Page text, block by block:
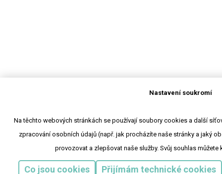
Nastavení soukromí
Na těchto webových stránkách se používají soubory cookies a další
zpracování osobních údajů (např. jak procházíte naše stránky a jaký
provozovat a zlepšovat naše služby. Svůj souhlas
Co jsou cookies Přijímám technické cookies